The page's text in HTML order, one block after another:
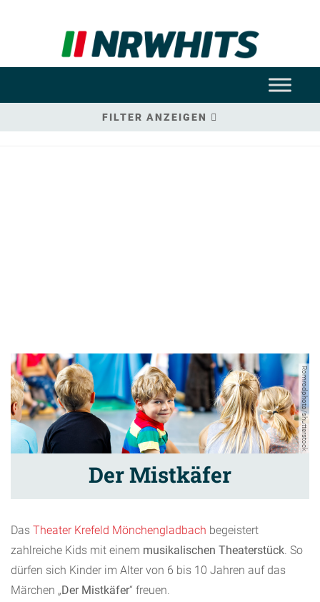
FILTER ANZEIGEN
Romrodphoto/shutterstock
Der Mistkäfer
Das Theater Krefeld Mönchengladbach begeistert
zahlreiche Kids mit einem musikalischen Theaterstück. So
dürfen sich Kinder im Alter von 6 bis 10 Jahren auf das
Märchen „Der Mistkäfer“ freuen.